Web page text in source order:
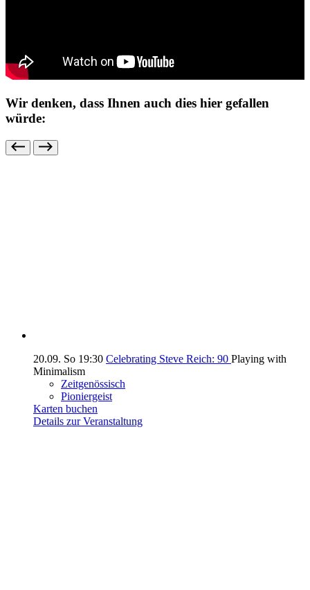
Wir denken, dass Ihnen auch dies hier gefallen
würde:
20.09. So 19:30 Celebrating Steve Reich: 90 Playing with
Minimalism
Zeitgenössisch
Pioniergeist
Karten buchen
Details zur Veranstaltung